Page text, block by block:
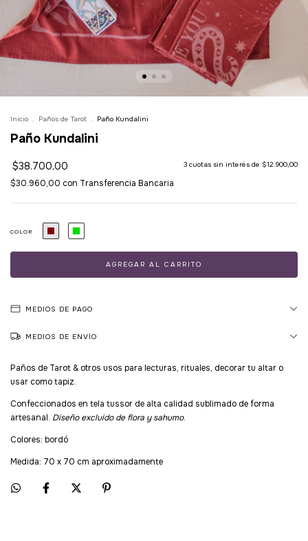
Inicio . Paños de Tarot . Paño Kundalini
Paño Kundalini
$38.700,00 3 cuotas sin interés de $12.900,00
$30.960,00 con Transferencia Bancaria
COLOR
MEDIOS DE PAGO
MEDIOS DE ENVÍO
Paños de Tarot & otros usos para lecturas, rituales, decorar tu altar o
usar como tapiz.
Confeccionados en tela tussor de alta calidad sublimado de forma
artesanal. Diseño excluido de flora y sahumo.
Colores: bordó
Medida: 70 x 70 cm aproximadamente